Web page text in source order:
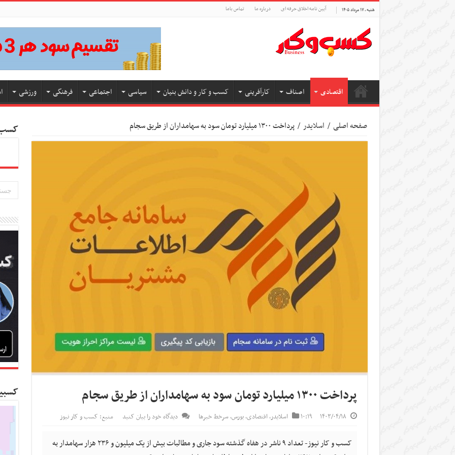
شنبه , ۱۷ مرداد ۱۴۰۵ آیین نامه اخلاق حرفه ای درباره ما تماس باما
اقتصادی اصناف کارآفرینی کسب و کار و دانش بنیان سیاسی اجتماعی فرهنگی ورزشی
صفحه اصلی / اسلایدر / پرداخت ۱۳۰۰ میلیارد تومان سود به سهامداران از طریق سجام
پرداخت ۱۳۰۰ میلیارد تومان سود به سهامداران از طریق سجام
۱۴۰۳/۰۴/۱۸ ۱۰:۱۹ اسلایدر,اقتصادی,بورس,سرخط خبرها دیدگاه خود را بیان کنید منبع: کسب و کار نیوز
کسب و کار نیوز- تعداد ۹ ناشر در هفاه گذشته سود جاری و مطالبات بیش از یک میلیون و ۲۳۶ هزار سهامدار به
کسب